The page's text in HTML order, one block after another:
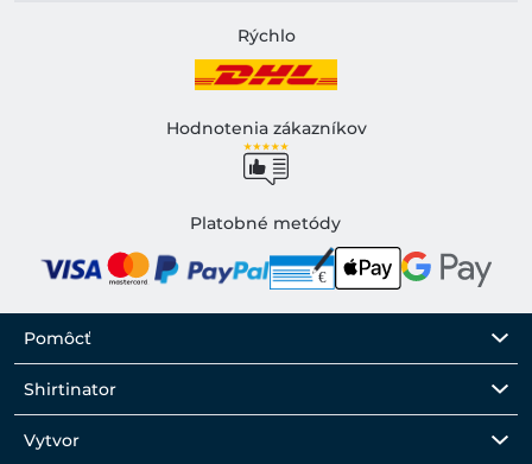
Rýchlo
Hodnotenia zákazníkov
Platobné metódy
Pomôcť
Shirtinator
Vytvor